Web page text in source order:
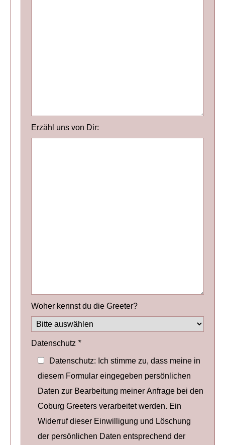
Erzähl uns von Dir:
Woher kennst du die Greeter?
Datenschutz *
Datenschutz: Ich stimme zu, dass meine in
diesem Formular eingegeben persönlichen
Daten zur Bearbeitung meiner Anfrage bei den
Coburg Greeters verarbeitet werden. Ein
Widerruf dieser Einwilligung und Löschung
der persönlichen Daten entsprechend der